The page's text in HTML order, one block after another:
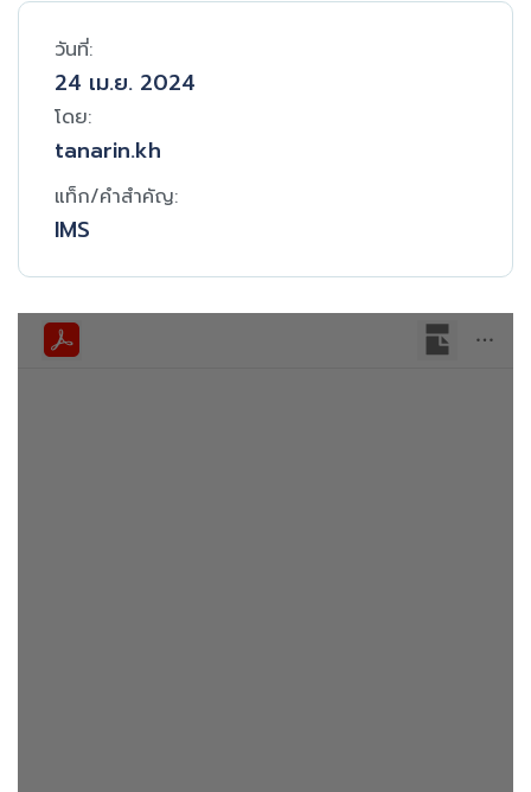
วันที่:
24 เม.ย. 2024
โดย:
tanarin.kh
แท็ก/คำสำคัญ:
IMS